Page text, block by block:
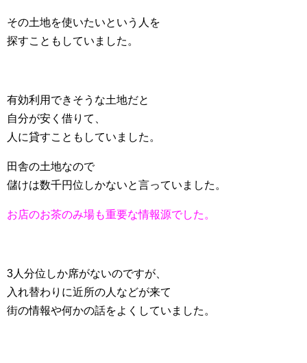
その土地を使いたいという人を
探すこともしていました。
有効利用できそうな土地だと
自分が安く借りて、
人に貸すこともしていました。
田舎の土地なので
儲けは数千円位しかないと言っていました。
お店のお茶のみ場も重要な情報源でした。
3人分位しか席がないのですが、
入れ替わりに近所の人などが来て
街の情報や何かの話をよくしていました。